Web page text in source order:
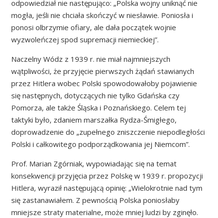
odpowiedział nie następująco: „Polska wojny uniknąć nie
mogła, jeśli nie chciała skończyć w niesławie. Poniosła i
ponosi olbrzymie ofiary, ale dała początek wojnie
wyzwoleńczej spod supremacji niemieckiej”.
Naczelny Wódz z 1939 r. nie miał najmniejszych
wątpliwości, że przyjęcie pierwszych żądań stawianych
przez Hitlera wobec Polski spowodowałoby pojawienie
się następnych, dotyczących nie tylko Gdańska czy
Pomorza, ale także Śląska i Poznańskiego. Celem tej
taktyki było, zdaniem marszałka Rydza-Śmigłego,
doprowadzenie do „zupełnego zniszczenie niepodległości
Polski i całkowitego podporządkowania jej Niemcom”.
Prof. Marian Zgórniak, wypowiadając się na temat
konsekwencji przyjęcia przez Polskę w 1939 r. propozycji
Hitlera, wyraził następującą opinię: „Wielokrotnie nad tym
się zastanawiałem. Z pewnością Polska poniosłaby
mniejsze straty materialne, może mniej ludzi by zginęło.